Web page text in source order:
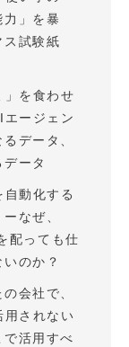
力」を暴
ス試験紙
を食わせ
ージェン
データ、
ータ
動化する
なぜ、
配っても仕
のか？
会社で、
されない
活用すべ